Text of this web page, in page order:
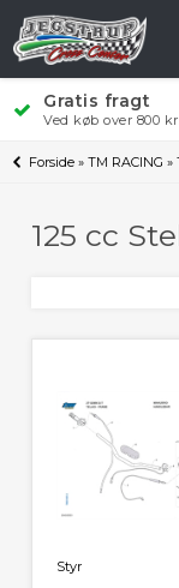
Gratis fragt
Ved køb over 800
Forside »TM RACING »
125 cc
Styr